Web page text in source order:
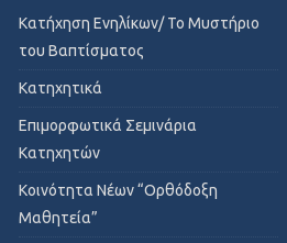
Κατήχηση Ενηλίκων/ Το Μυστήριο
του Βαπτίσματος
Κατηχητικά
Επιμορφωτικά Σεμινάρια
Κατηχητών
Κοινότητα Νέων “Ορθόδοξη
Μαθητεία”